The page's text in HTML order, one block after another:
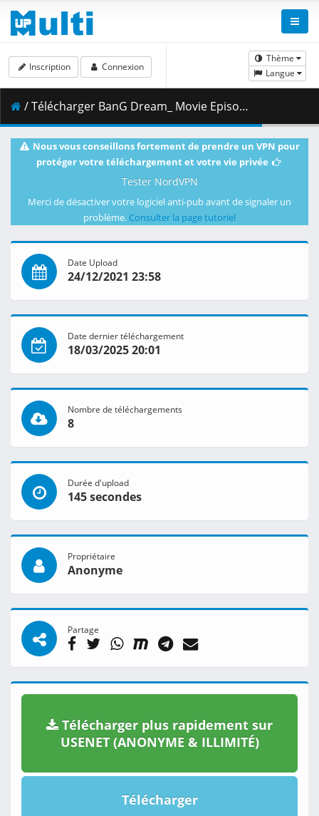
Thème
Langue
Inscription Connexion
/ Télécharger BanG Dream_ Movie Episode Of Roselia 2-Song I Am.mkv.009 ( 499.09 MB )
Nous vous conseillons fortement de prendre un VPN pour
protéger votre téléchargement et votre vie privée
Tester NordVPN
Merci de désactiver votre logiciel anti-pub avant de signaler un
problème. Consulter la page tutoriel
Date Upload
24/12/2021 23:58
Date dernier téléchargement
18/03/2025 20:01
Nombre de téléchargements
8
Durée d'upload
145 secondes
Propriétaire
Anonyme
Partage
Télécharger plus rapidement sur
USENET (ANONYME & ILLIMITÉ)
Télécharger